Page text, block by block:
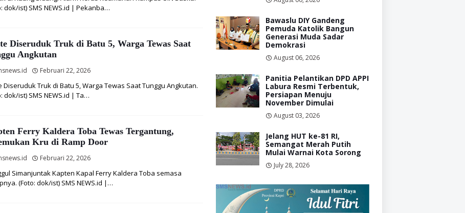
dok/ist) SMS NEWS.id | Pekanba…
Diseruduk Truk di Batu 5, Warga Tewas Saat
Angkutan
Februari 22, 2026
Diseruduk Truk di Batu 5, Warga Tewas Saat Tunggu Angkutan.
dok/ist) SMS NEWS.id | Ta…
Ferry Kaldera Toba Tewas Tergantung,
Kru di Ramp Door
Februari 22, 2026
Simanjuntak Kapten Kapal Ferry Kaldera Toba semasa
(Foto: dok/ist) SMS NEWS.id |…
Bawaslu DIY Gandeng
Pemuda Katolik Bangun
Generasi Muda Sadar
Demokrasi
August 06, 2026
Panitia Pelantikan DPD APPI
Labura Resmi Terbentuk,
Persiapan Menuju
November Dimulai
August 03, 2026
Jelang HUT ke-81 RI,
Semangat Merah Putih
Mulai Warnai Kota Sorong
July 28, 2026